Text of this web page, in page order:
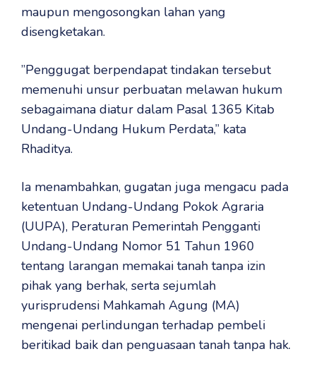
maupun mengosongkan lahan yang
disengketakan.
‎”Penggugat berpendapat tindakan tersebut
memenuhi unsur perbuatan melawan hukum
sebagaimana diatur dalam Pasal 1365 Kitab
Undang-Undang Hukum Perdata,” kata
Rhaditya.
‎Ia menambahkan, gugatan juga mengacu pada
ketentuan Undang-Undang Pokok Agraria
(UUPA), Peraturan Pemerintah Pengganti
Undang-Undang Nomor 51 Tahun 1960
tentang larangan memakai tanah tanpa izin
pihak yang berhak, serta sejumlah
yurisprudensi Mahkamah Agung (MA)
mengenai perlindungan terhadap pembeli
beritikad baik dan penguasaan tanah tanpa hak.